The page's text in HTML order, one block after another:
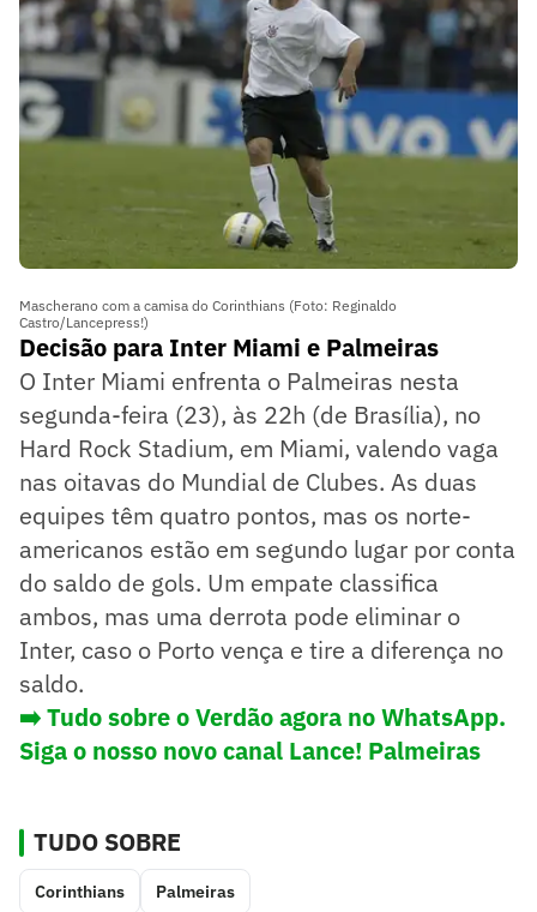
Mascherano com a camisa do Corinthians (Foto: Reginaldo
Castro/Lancepress!)
Decisão para Inter Miami e Palmeiras
O Inter Miami enfrenta o Palmeiras nesta
segunda-feira (23), às 22h (de Brasília), no
Hard Rock Stadium, em Miami, valendo vaga
nas oitavas do Mundial de Clubes. As duas
equipes têm quatro pontos, mas os norte-
americanos estão em segundo lugar por conta
do saldo de gols. Um empate classifica
ambos, mas uma derrota pode eliminar o
Inter, caso o Porto vença e tire a diferença no
saldo.
➡️ Tudo sobre o Verdão agora no WhatsApp.
Siga o nosso novo canal Lance! Palmeiras
TUDO SOBRE
Corinthians Palmeiras